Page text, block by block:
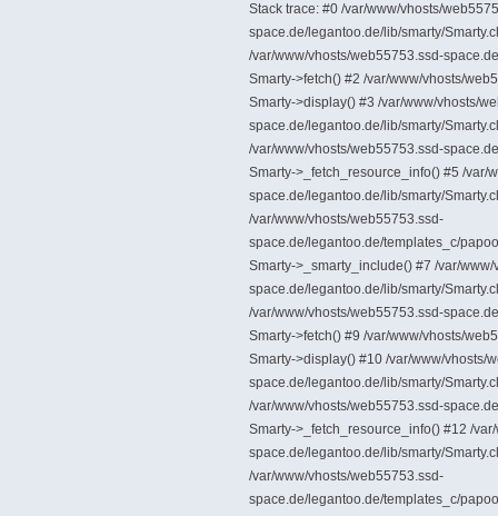
Stack trace: #0 /var/www/vhosts/
space.de/legantoo.de/lib/smarty/
/var/www/vhosts/web55753.ssd-
Smarty->fetch() #2 /var/www/vhosts/
Smarty->display() #3 /var/www/vhosts/
space.de/legantoo.de/lib/smarty/
/var/www/vhosts/web55753.ssd-
Smarty->_fetch_resource_info() #5 /var/
space.de/legantoo.de/lib/smarty/
/var/www/vhosts/web55753.ssd-
space.de/legantoo.de/templates_c/
Smarty->_smarty_include() #7 /var/
space.de/legantoo.de/lib/smarty/
/var/www/vhosts/web55753.ssd-
Smarty->fetch() #9 /var/www/vhosts/
Smarty->display() #10 /var/www/vhosts/
space.de/legantoo.de/lib/smarty/
/var/www/vhosts/web55753.ssd-
Smarty->_fetch_resource_info() #12 /
space.de/legantoo.de/lib/smarty/
/var/www/vhosts/web55753.ssd-
space.de/legantoo.de/templates_c/